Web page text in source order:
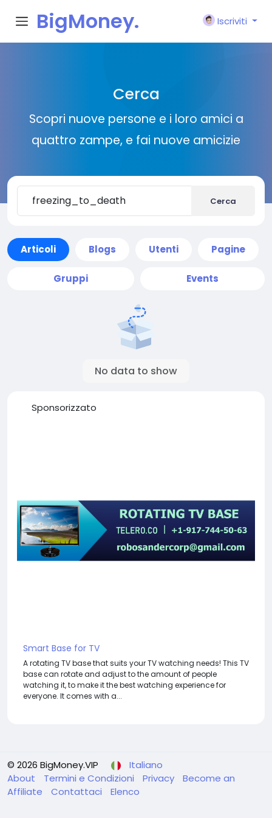
BigMoney.
Iscriviti
Cerca
Scopri nuove persone e i loro amici a
quattro zampe, e fai nuove amicizie
Cerca
Articoli Blogs Utenti Pagine
Gruppi Events
No data to show
Sponsorizzato
Smart Base for TV
A rotating TV base that suits your TV watching needs! This TV
base can rotate and adjust to the amount of people
watching it, to make it the best watching experience for
everyone. It comes with a...
© 2026 BigMoney.VIP
Italiano
About
Termini e Condizioni Privacy
Become an
Affiliate
Contattaci Elenco